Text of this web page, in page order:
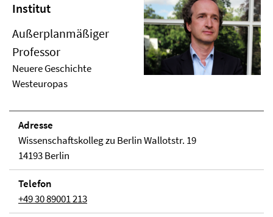
Institut
Außerplanmäßiger
Professor
Neuere Geschichte
Westeuropas
Adresse
Wissenschaftskolleg zu Berlin Wallotstr. 19
14193 Berlin
Telefon
+49 30 89001 213